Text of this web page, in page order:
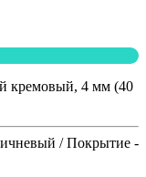
/ Покрытие -